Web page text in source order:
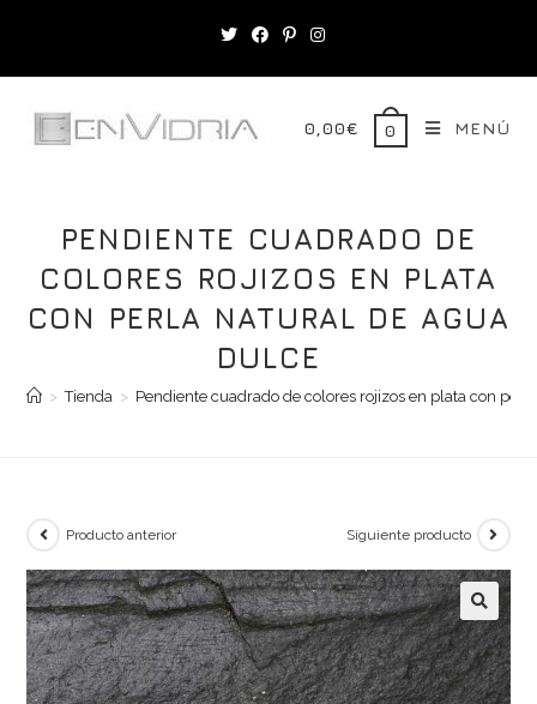
contenido
0,00€ 0 MENÚ
PENDIENTE CUADRADO DE
COLORES ROJIZOS EN PLATA
CON PERLA NATURAL DE AGUA
DULCE
> Tienda > Pendiente cuadrado de colores rojizos en plata con
Producto anterior Siguiente producto